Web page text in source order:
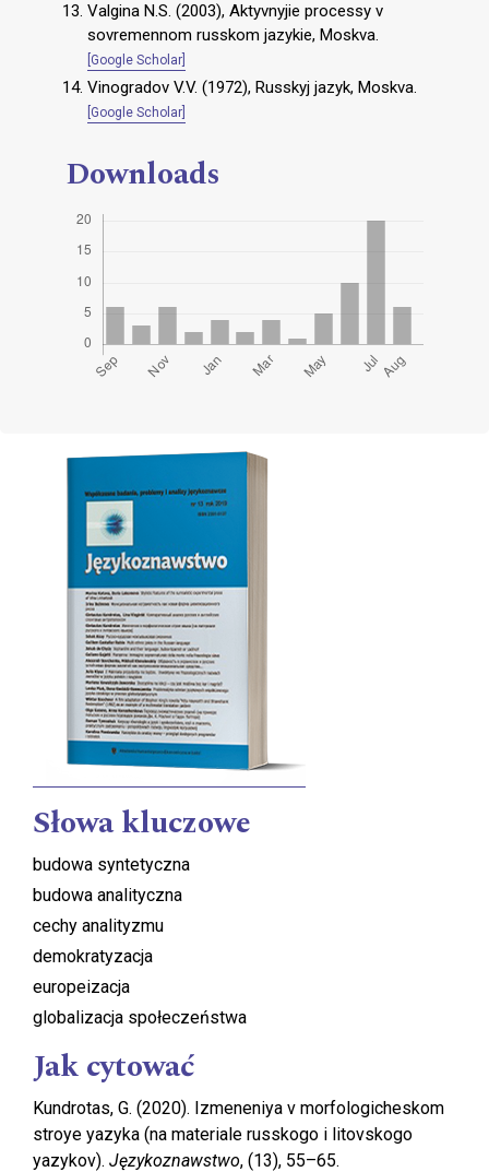
Valgina N.S. (2003), Aktyvnyjie processy v
sovremennom russkom jazykie, Moskva.
[Google Scholar]
Vinogradov V.V. (1972), Russkyj jazyk, Moskva.
[Google Scholar]
Downloads
Cover image
Słowa kluczowe
budowa syntetyczna
budowa analityczna
cechy analityzmu
demokratyzacja
europeizacja
globalizacja społeczeństwa
Jak cytować
Kundrotas, G. (2020). Izmeneniya v morfologicheskom
stroye yazyka (na materiale russkogo i litovskogo
yazykov). Językoznawstwo, (13), 55–65.